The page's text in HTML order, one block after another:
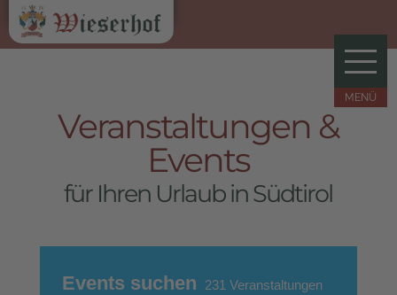
Veranstaltungen &
Events
für Ihren Urlaub in Südtirol
Events suchen 231 Veranstaltungen